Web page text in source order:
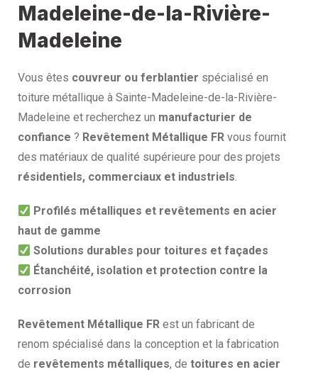
Madeleine-de-la-Rivière-
Madeleine
Vous êtes couvreur ou ferblantier spécialisé en
toiture métallique à Sainte-Madeleine-de-la-Rivière-
Madeleine et recherchez un manufacturier de
confiance ? Revêtement Métallique FR vous fournit
des matériaux de qualité supérieure pour des projets
résidentiels, commerciaux et industriels.
Profilés métalliques et revêtements en acier
haut de gamme
Solutions durables pour toitures et façades
Étanchéité, isolation et protection contre la
corrosion
Revêtement Métallique FR est un fabricant de
renom spécialisé dans la conception et la fabrication
de revêtements métalliques, de toitures en acier